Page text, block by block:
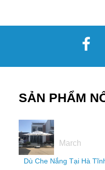
SẢN PHẨM
March
Dù Che Nắng Tại Hà